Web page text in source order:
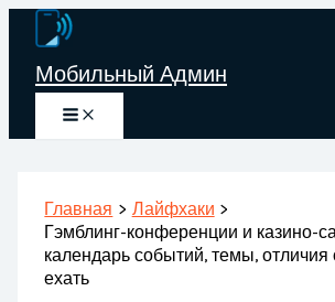
Перейти
содержимому
Мобильный Админ
Главная
Лайфхаки
Гэмблинг-конференции и казино-
календарь событий, темы, отличия
ехать